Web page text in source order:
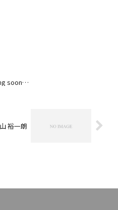
soon…
裕一朗